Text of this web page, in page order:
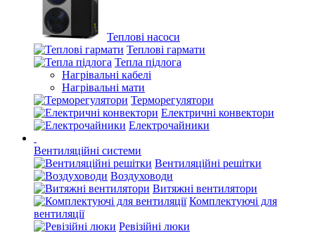
Теплові насоси
Теплові гармати
Тепла підлога
Нагрівальні кабелі
Нагрівальні мати
Терморегулятори
Електричні конвектори
Електрочайники
Вентиляційні системи
Вентиляційні решітки
Воздуховоди
Витяжні вентилятори
Комплектуючі для
вентиляції
Ревізійні люки